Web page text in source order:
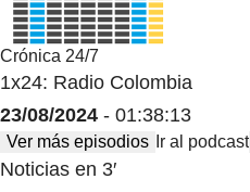
Crónica 24/7
1x24: Radio Colombia
23/08/2024 - 01:38:13
Ver más episodios Ir al podcast
Noticias en 3′